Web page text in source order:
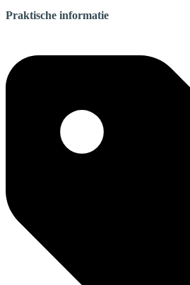
Praktische informatie